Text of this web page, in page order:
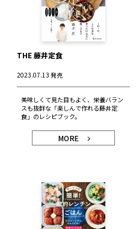
THE 藤井定食
2023.07.13 発売
美味しくて見た目もよく、栄養バラン
スも抜群な「楽しんで作れる藤井定
食」のレシピブック。
MORE